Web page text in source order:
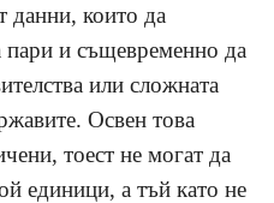
данни, които да
пари и същевременно да
или сложната
Освен това
тоест не могат да
единици, а тъй като не